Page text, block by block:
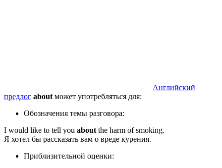
Английский
предлог about может употребляться для:
Обозначения темы разговора:
I would like to tell you about the harm of smoking.
Я хотел бы рассказать вам о вреде курения.
Приблизительной оценки: